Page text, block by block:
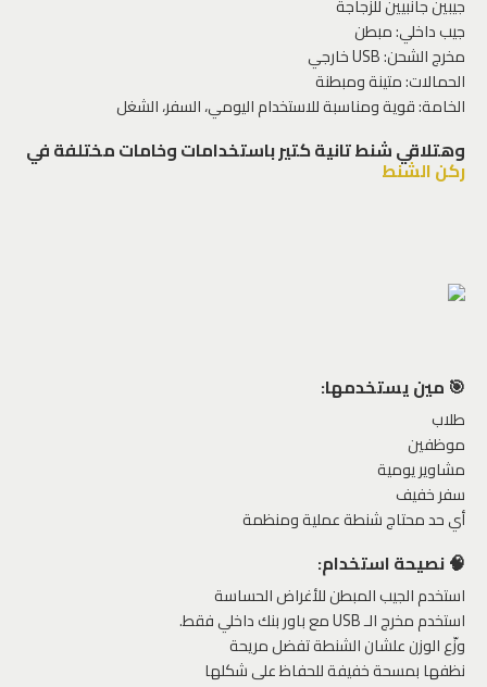
جيبين جانبيين للزجاجة
جيب داخلي: مبطن
مخرج الشحن: USB خارجي
الحمالات: متينة ومبطنة
الخامة: قوية ومناسبة للاستخدام اليومي، السفر، الشغل
وهتلاقي شنط تانية كتير باستخدامات وخامات مختلفة في
ركن الشنط
🎯 مين يستخدمها:
طلاب
موظفين
مشاوير يومية
سفر خفيف
أي حد محتاج شنطة عملية ومنظمة
🧠 نصيحة استخدام:
استخدم الجيب المبطن للأغراض الحساسة
استخدم مخرج الـ USB مع باور بنك داخلي فقط.
وزّع الوزن علشان الشنطة تفضل مريحة
نظفها بمسحة خفيفة للحفاظ على شكلها